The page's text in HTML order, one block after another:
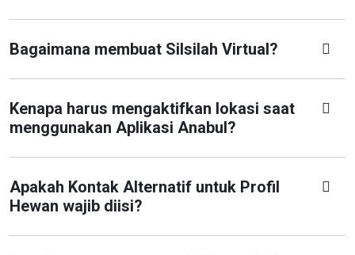
Bagaimana membuat Silsilah Virtual?
Kenapa harus mengaktifkan lokasi saat
menggunakan Aplikasi Anabul?
Apakah Kontak Alternatif untuk Profil
Hewan wajib diisi?